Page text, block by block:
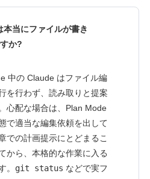
当にファイルが書き
か?
中の Claude はファイル編
を行わず、読み取りと提案
心配な場合は、Plan Mode
で適当な編集依頼を出して
での計画提示にとどまるこ
から、本格的な作業に入る
。 git status などで実フ